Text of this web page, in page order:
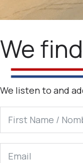
We
We listen to and